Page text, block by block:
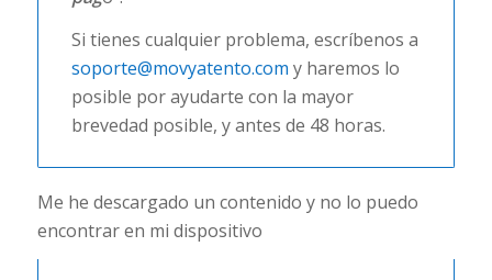
Si tienes cualquier problema, escríbenos a
soporte@movyatento.com y haremos lo
posible por ayudarte con la mayor
brevedad posible, y antes de 48 horas.
Me he descargado un contenido y no lo puedo
encontrar en mi dispositivo